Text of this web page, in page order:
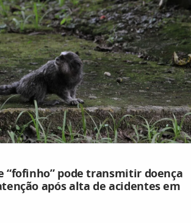
“fofinho” pode transmitir doença
após alta de acidentes em